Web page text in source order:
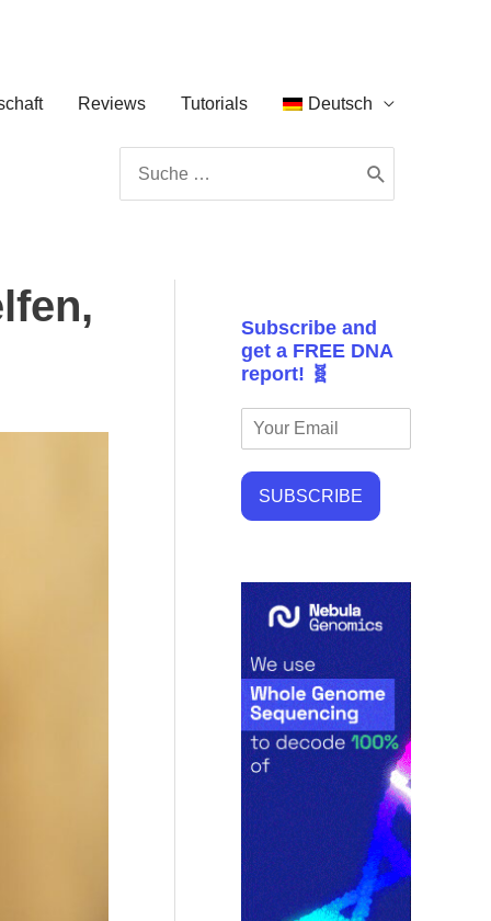
Reviews Tutorials Deutsch
for:
Subscribe and
get a FREE DNA
report! 🧬
SUBSCRIBE